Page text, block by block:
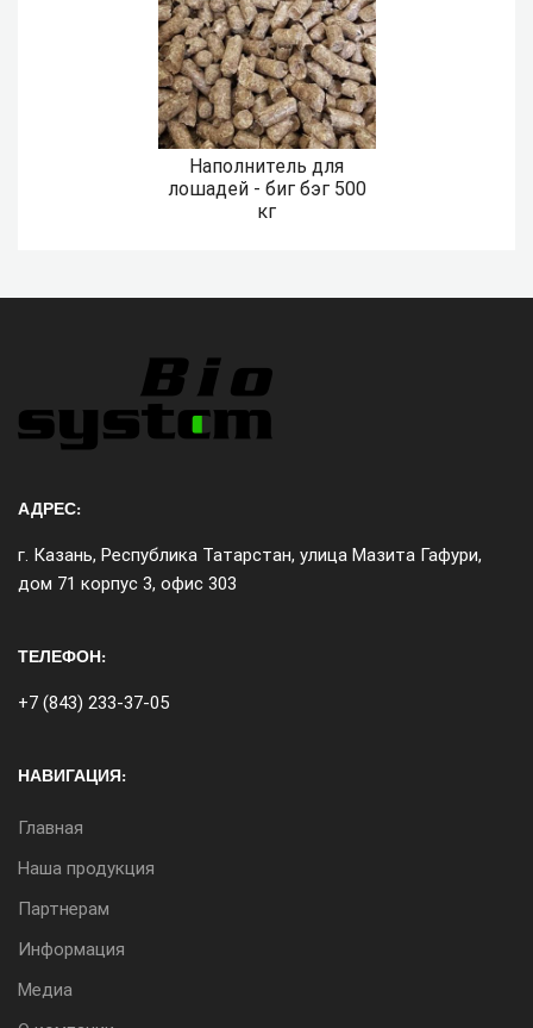
Наполнитель для
лошадей - биг бэг 500
кг
АДРЕС:
г. Казань, Республика Татарстан, улица Мазита Гафури,
дом 71 корпус 3, офис 303
ТЕЛЕФОН:
+7 (843) 233-37-05
НАВИГАЦИЯ:
Главная
Наша продукция
Партнерам
Информация
Медиа